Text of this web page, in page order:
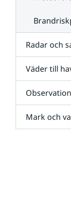
Radar och
Väder till
Mark och